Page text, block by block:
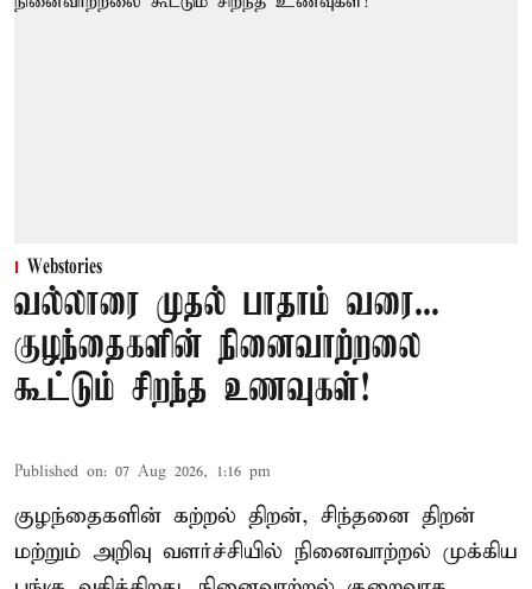
Webstories
வல்லாரை முதல் பாதாம் வரை...
குழந்தைகளின் நினைவாற்றலை
கூட்டும் சிறந்த உணவுகள்!
Published on: 07 Aug 2026, 1:16 pm
குழந்தைகளின் கற்றல் திறன், சிந்தனை திறன்
மற்றும் அறிவு வளர்ச்சியில் நினைவாற்றல் முக்கிய